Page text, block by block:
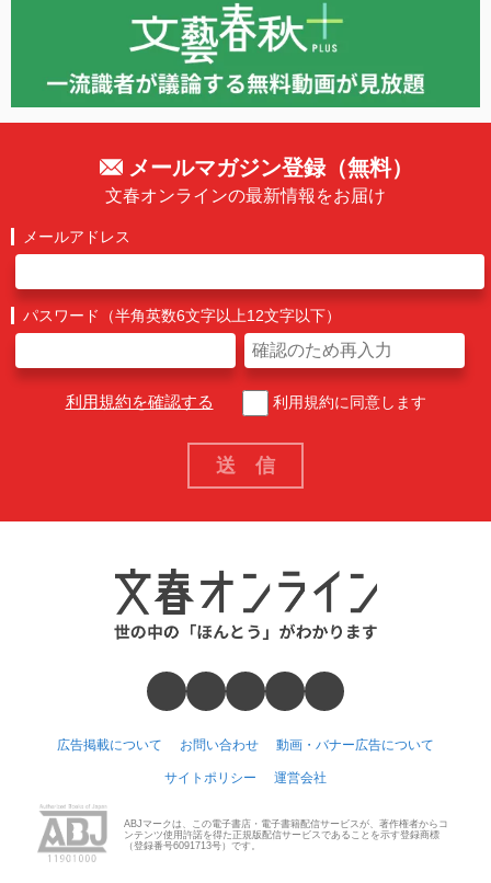
メールマガジン登録（無料）
文春オンラインの最新情報をお届け
メールアドレス
パスワード（半角英数6文字以上12文字以下）
利用規約を確認する 利用規約に同意します
広告掲載について お問い合わせ 動画・バナー広告について
サイトポリシー 運営会社
ABJマークは、この電子書店・電子書籍配信サービスが、著作権者からコ
ンテンツ使用許諾を得た正規版配信サービスであることを示す登録商標
（登録番号6091713号）です。